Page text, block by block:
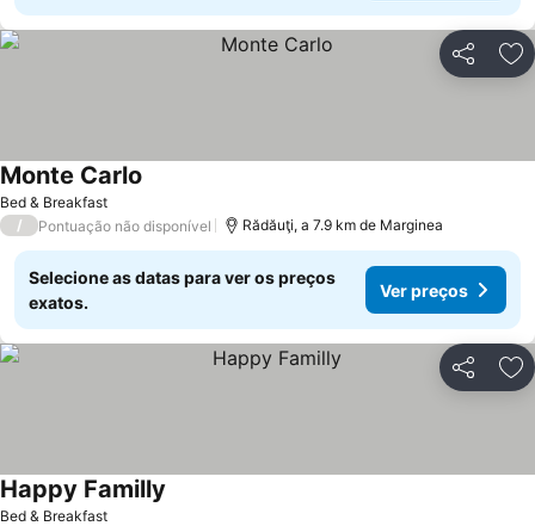
Partilhar
Bed & Breakfast
Monte Carlo
/ Pontuação não disponível Rădăuţi, a 7.9 km de Marginea
Selecione as datas para ver os preços
exatos.
Ver preços
Partilhar
Bed & Breakfast
Happy Familly